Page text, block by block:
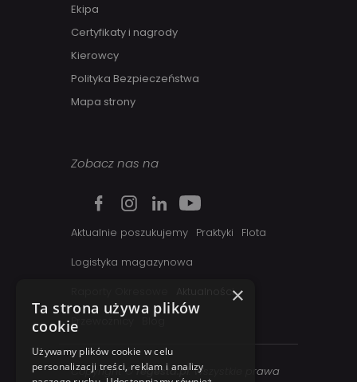
Ekipa
Certyfikaty i nagrody
Kierowcy
Polityka Bezpieczeństwa
Mapa strony
Zobacz nas na
Aktualnie poszukujemy Praktyki
Flota
Logistyka magazynowa
Aktualności
Przewoźnicy
Blog
Copyright ©regesta.pl. Wszystkie prawa
×
Ta strona używa plików
cookie
Używamy plików cookie w celu
personalizacji treści, reklam i analizy